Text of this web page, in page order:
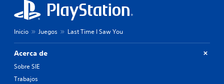
Inicio Juegos Last Time I Saw You
Acerca de
Sobre SIE
Trabajos